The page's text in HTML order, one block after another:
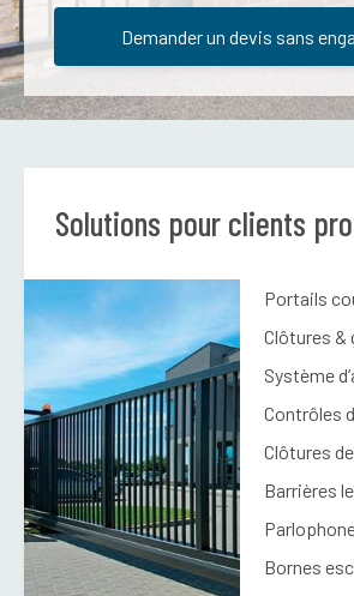
Demander un devis sans
Solutions pour clients
Portails
Clôtures &
Système
Contrôles
Clôtures
Barrières
Bornes